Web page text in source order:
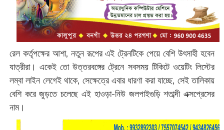
রেল কর্তৃপক্ষের আশা, নতুন রূপের এই ট্রেনটিকে পেয়ে বেশি উৎসাহী হবেন
যাত্রীরা। একেই তো উত্তরবঙ্গের ট্রেনে সবসময় টিকিটে ওয়েটিং লিস্টের
লম্বা লাইন লেগেই থাকে, সেক্ষেত্রে এবার ধারণা করা যাচ্ছে, সেই তালিকায়
বেশি করে জুড়তে চলেছে এই হাওড়া-নিউ জলপাইগুড়ি শতাব্দী এক্সপ্রেসের
নাম।‌